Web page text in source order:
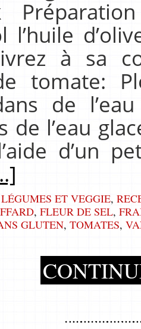
l’huile
à sa
tomate:
de
de l’eau
d’un
LÉGUMES ET VEGGIE,
, FLEUR DE SEL,
GLUTEN, TOMATES,